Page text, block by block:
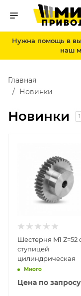
Нужна помощь в
наш
Новинки 1
Главная
Новинки
Шестерня M1 Z=52 со
ступицей
цилиндрическая
Много
Цена по запросу